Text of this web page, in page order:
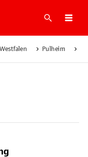
Suche
Pulheim